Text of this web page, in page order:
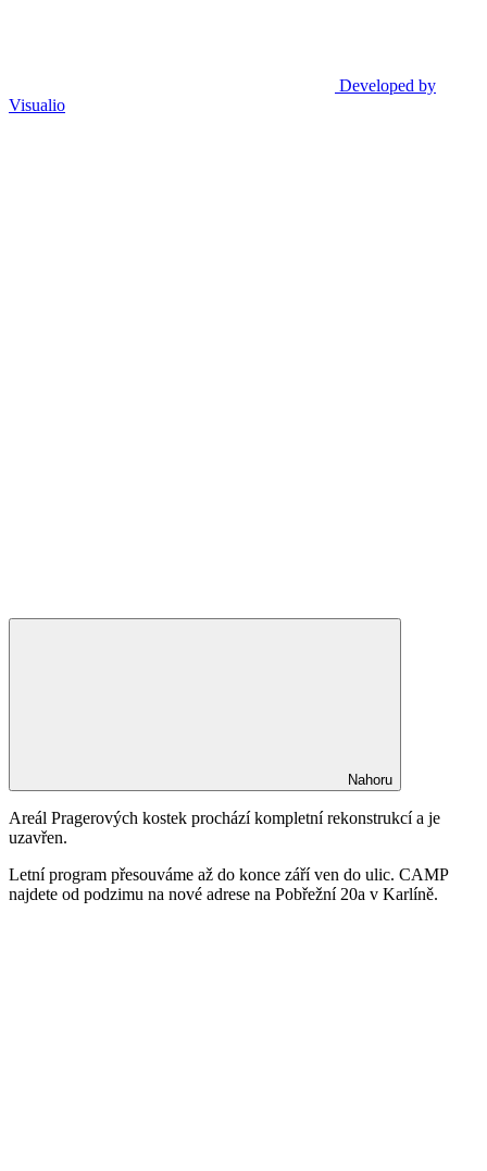
Developed by
Visualio
Nahoru
Areál Pragerových kostek prochází kompletní rekonstrukcí a je
uzavřen.
Letní program přesouváme až do konce září ven do ulic. CAMP
najdete od podzimu na nové adrese na Pobřežní 20a v Karlíně.